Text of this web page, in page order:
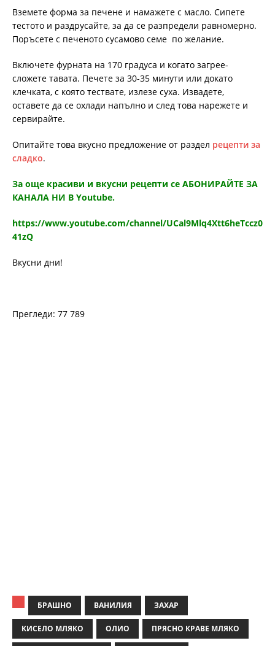
Вземете форма за печене и намажете с масло. Сипете
тестото и раздрусайте, за да се разпредели равномерно.
Поръсете с печеното сусамово семе по желание.
Включете фурната на 170 градуса и когато загрее-
сложете тавата. Печете за 30-35 минути или докато
клечката, с която тествате, излезе суха. Извадете,
оставете да се охлади напълно и след това нарежете и
сервирайте.
Опитайте това вкусно предложение от раздел рецепти за
сладко.
За още красиви и вкусни рецепти се АБОНИРАЙТЕ ЗА
КАНАЛА НИ В Youtube.
https://www.youtube.com/channel/UCal9Mlq4Xtt6heTccz0
41zQ
Вкусни дни!
Прегледи: 77 789
БРАШНО ВАНИЛИЯ ЗАХАР
КИСЕЛО МЛЯКО ОЛИО ПРЯСНО КРАВЕ МЛЯКО